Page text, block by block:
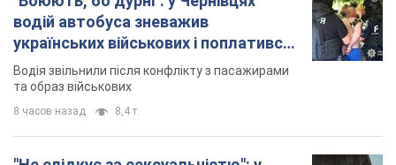
Києві консультант салону краси
образив жінку після хімієтерапії,
розгорівся скандал. Фото
зовнішності жінки, сказавши, що вона носить
"чоловічу стрижку"
2 часа назад 10,8 т.